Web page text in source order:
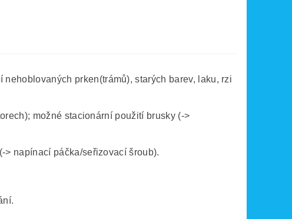
prken(trámů), starých barev, laku, rzi
možné stacionární použití brusky (->
> napínací páčka/seřizovací šroub).